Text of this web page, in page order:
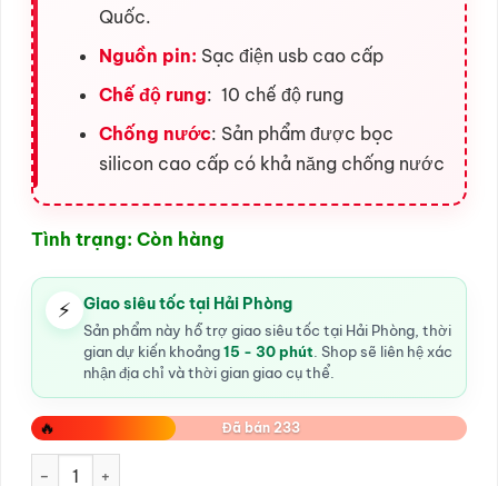
Quốc.
Nguồn pin: Sạc điện usb cao cấp
Chế độ rung: 10 chế độ rung
Chống nước: Sản phẩm được bọc
silicon cao cấp có khả năng chống nước
Tình trạng: Còn hàng
⚡ Giao siêu tốc tại Hải Phòng
Sản phẩm này hỗ trợ giao siêu tốc tại Hải Phòng, thời
gian dự kiến khoảng15 - 30 phút . Shop sẽ liên hệ xác
nhận địa chỉ và thời gian giao cụ thể.
🔥 Đã bán 233
dương vật giả sextoy Lilo số lượng